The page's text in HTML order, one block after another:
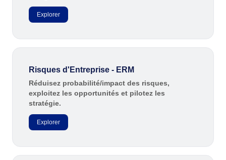
RGPD
Pack Heures de Service
Conseil et Mise en œuvre
Outsourcing
Support
Validation
Training
Service de Personnalisation
Intégration
Cas a Succes
Matériaux
Démo d'entreprise
Explorer
Risques d'Entreprise - ERM
Réduisez probabilité/impact des risques,
exploitez les opportunités et pilotez les
stratégie.
Explorer